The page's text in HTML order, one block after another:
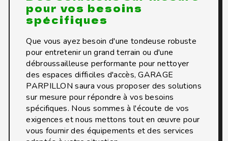
pour vos besoins
spécifiques
Que vous ayez besoin d'une tondeuse robuste
pour entretenir un grand terrain ou d'une
débroussailleuse performante pour nettoyer
des espaces difficiles d'accès, GARAGE
PARPILLON saura vous proposer des solutions
sur mesure pour répondre à vos besoins
spécifiques. Nous sommes à l'écoute de vos
exigences et nous mettons tout en œuvre pour
vous fournir des équipements et des services